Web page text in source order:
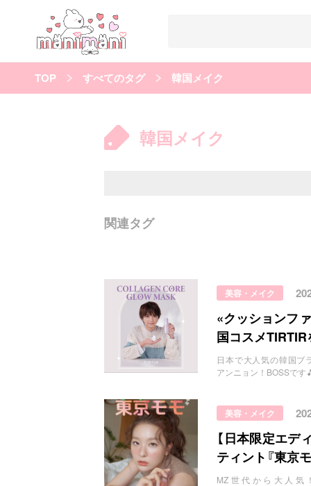
カテゴリー一覧
運営会社
プライバシーポリシー
TOP すべてのタグ 韓国メイク
韓国メイク
関連タグ
美容・メイク
«クッションフ
国コスメ
日本で大人気の韓国ブ
アンニョン！BOSSです
美容・メイク
【日本限定エ
ティント『東京
MZ世代から大人気